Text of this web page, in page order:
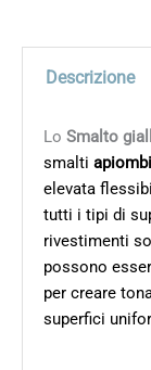
Descrizione
Lo Smalto
smalti
elevata
tutti i tipi di
rivestimenti
possono
per creare
superfici